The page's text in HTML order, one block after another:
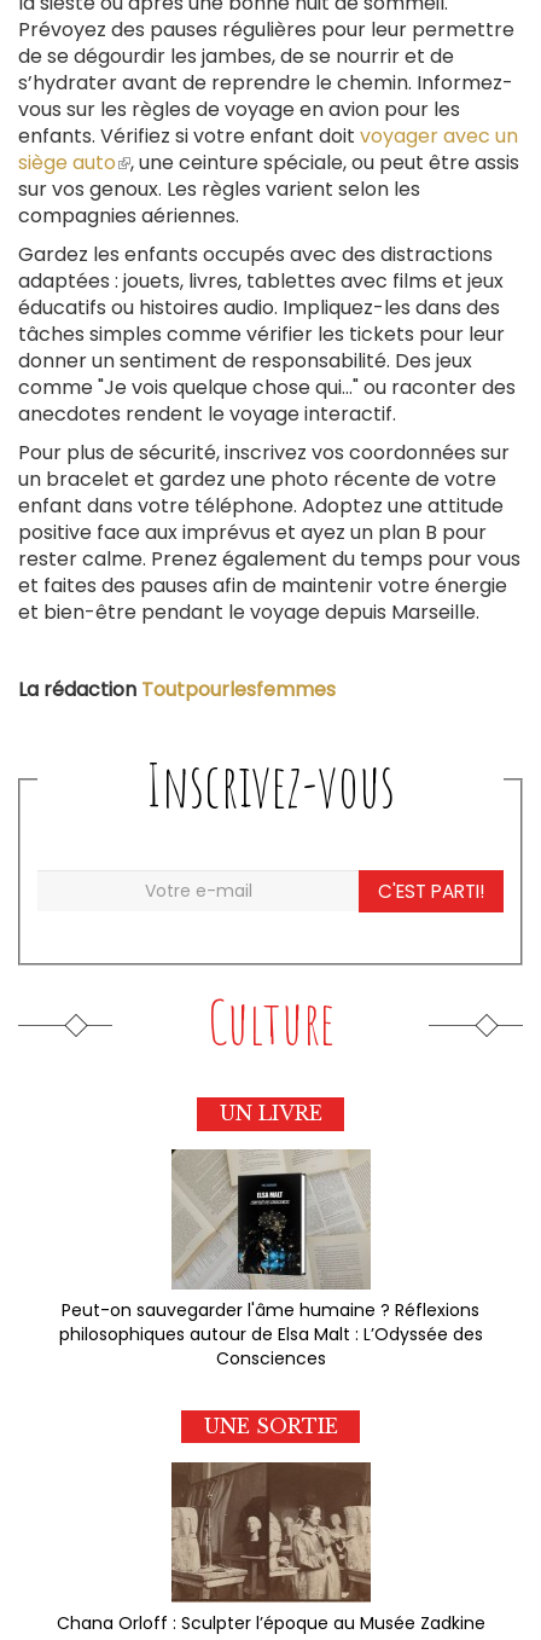
Prévoyez des pauses régulières pour leur permettre
de se dégourdir les jambes, de se nourrir et de
s’hydrater avant de reprendre le chemin. Informez-
vous sur les règles de voyage en avion pour les
enfants. Vérifiez si votre enfant doit voyager avec un
siège auto(le
lien
est
externe)
, une ceinture spéciale, ou peut être assis
sur vos genoux. Les règles varient selon les
compagnies aériennes.
Gardez les enfants occupés avec des distractions
adaptées : jouets, livres, tablettes avec films et jeux
éducatifs ou histoires audio. Impliquez-les dans des
tâches simples comme vérifier les tickets pour leur
donner un sentiment de responsabilité. Des jeux
comme "Je vois quelque chose qui..." ou raconter des
anecdotes rendent le voyage interactif.
Pour plus de sécurité, inscrivez vos coordonnées sur
un bracelet et gardez une photo récente de votre
enfant dans votre téléphone. Adoptez une attitude
positive face aux imprévus et ayez un plan B pour
rester calme. Prenez également du temps pour vous
et faites des pauses afin de maintenir votre énergie
et bien-être pendant le voyage depuis Marseille.
La rédaction Toutpourlesfemmes
Inscrivez-vous
C'EST PARTI!
Culture
UN LIVRE
Peut-on sauvegarder l'âme humaine ? Réflexions
philosophiques autour de Elsa Malt : L’Odyssée des
Consciences
UNE SORTIE
Chana Orloff : Sculpter l’époque au Musée Zadkine